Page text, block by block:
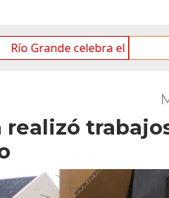
celebra el Mes de las